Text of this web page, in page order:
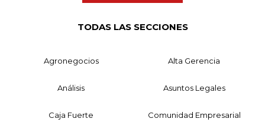
TODAS LAS SECCIONES
Agronegocios Alta Gerencia
Análisis Asuntos Legales
Caja Fuerte Comunidad Empresarial